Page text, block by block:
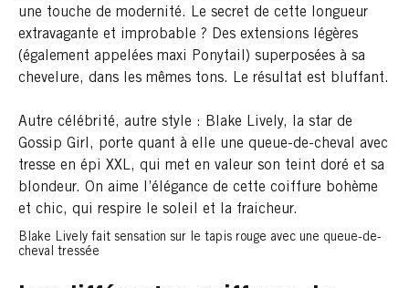
une touche de modernité. Le secret de cette longueur
extravagante et improbable ? Des extensions légères
(également appelées maxi Ponytail) superposées à sa
chevelure, dans les mêmes tons. Le résultat est bluffant.
Autre célébrité, autre style : Blake Lively, la star de
Gossip Girl, porte quant à elle une queue-de-cheval avec
tresse en épi XXL, qui met en valeur son teint doré et sa
blondeur. On aime l’élégance de cette coiffure bohème
et chic, qui respire le soleil et la fraicheur.
Blake Lively fait sensation sur le tapis rouge avec une queue-de-
cheval tressée